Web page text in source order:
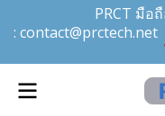
PRCT มือ
: contact@prctech.net